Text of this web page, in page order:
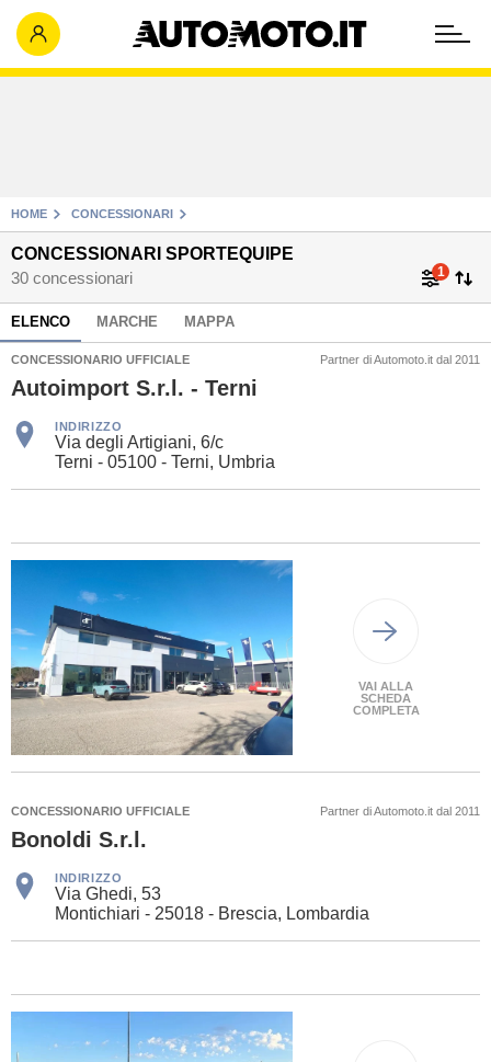
HOME CONCESSIONARI
CONCESSIONARI SPORTEQUIPE
30 concessionari
1
ELENCO MARCHE MAPPA
CONCESSIONARIO UFFICIALE Partner di Automoto.it dal 2011
Autoimport S.r.l. - Terni
INDIRIZZO
Via degli Artigiani, 6/c
Terni - 05100 - Terni, Umbria
VAI ALLA
SCHEDA
COMPLETA
CONCESSIONARIO UFFICIALE Partner di Automoto.it dal 2011
Bonoldi S.r.l.
INDIRIZZO
Via Ghedi, 53
Montichiari - 25018 - Brescia, Lombardia